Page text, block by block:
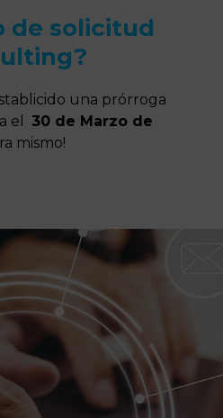
de solicitud
una prórroga
el30 de Marzo de
mismo!